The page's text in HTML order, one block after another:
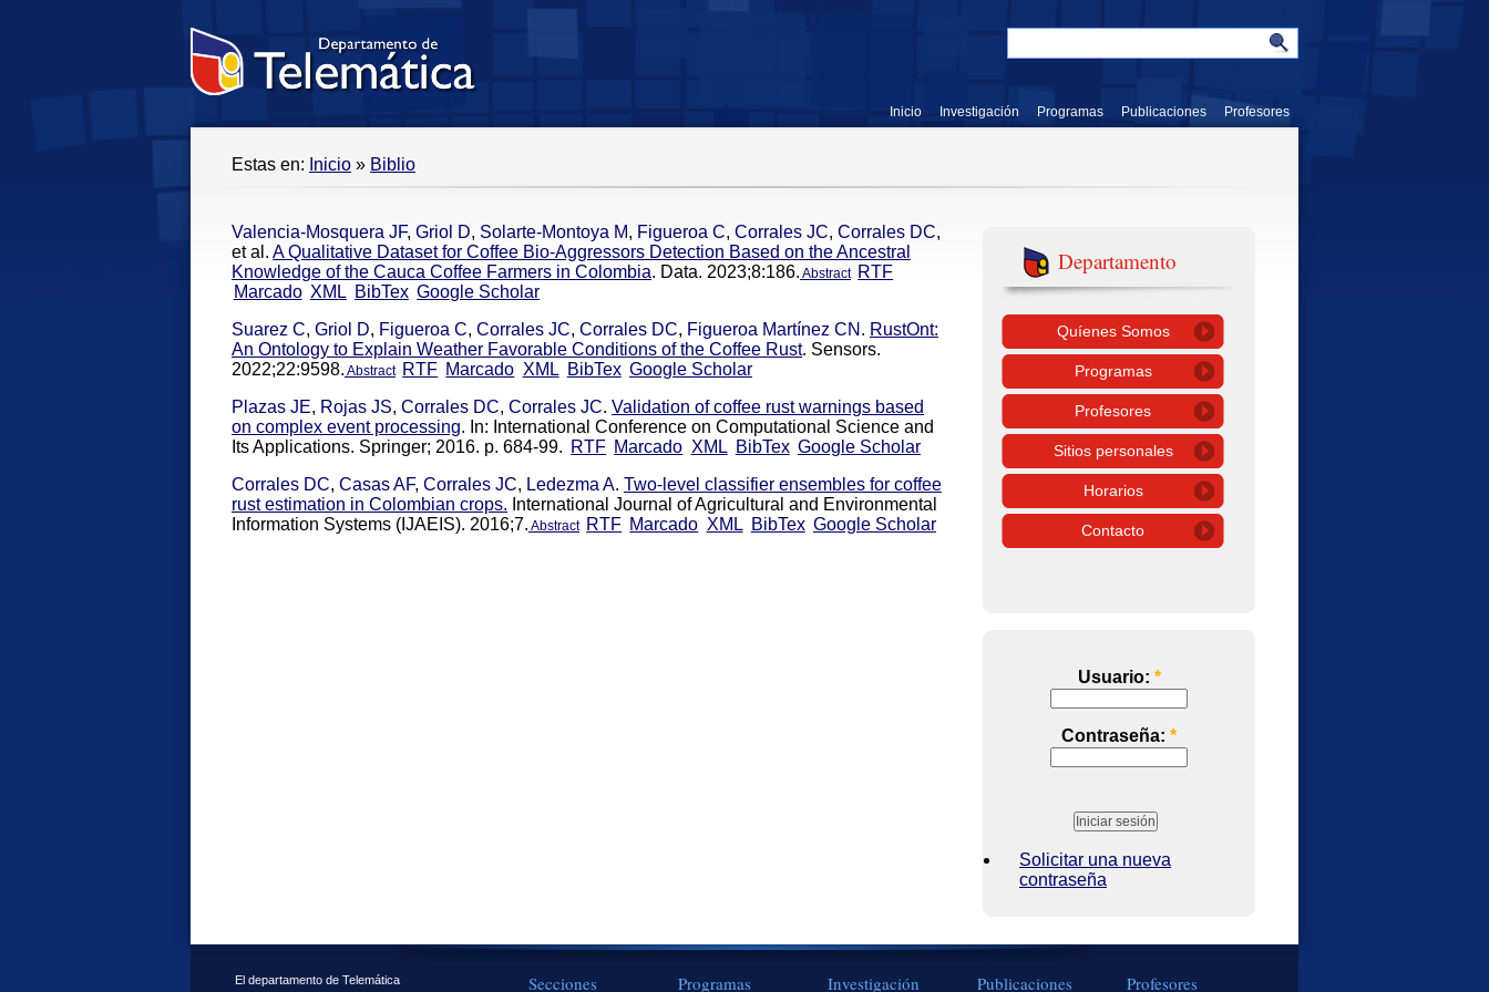
Inicio Investigación Programas Publicaciones Profesores
Estas en: Inicio » Biblio
Valencia-Mosquera JF, Griol D, Solarte-Montoya M, Figueroa C, Corrales JC, Corrales DC,
et al. A Qualitative Dataset for Coffee Bio-Aggressors Detection Based on the Ancestral
Knowledge of the Cauca Coffee Farmers in Colombia. Data. 2023;8:186. Abstract RTF
Marcado XML BibTex Google Scholar
Suarez C, Griol D, Figueroa C, Corrales JC, Corrales DC, Figueroa Martínez CN . RustOnt:
An Ontology to Explain Weather Favorable Conditions of the Coffee Rust. Sensors.
2022;22:9598. Abstract RTF Marcado XML BibTex Google Scholar
Plazas JE, Rojas JS, Corrales DC, Corrales JC. Validation of coffee rust warnings based
on complex event processing. In: International Conference on Computational Science and
Its Applications. Springer; 2016. p. 684-99. RTF Marcado XML BibTex Google Scholar
Corrales DC, Casas AF, Corrales JC, Ledezma A. Two-level classifier ensembles for coffee
rust estimation in Colombian crops. International Journal of Agricultural and Environmental
Information Systems (IJAEIS). 2016;7. Abstract RTF Marcado XML BibTex Google Scholar
Departamento
Quíenes Somos
Programas
Profesores
Sitios personales
Horarios
Contacto
Usuario: *
Contraseña: *
Solicitar una nueva
contraseña
El departamento de Telemática
Secciones Programas Investigación Publicaciones Profesores